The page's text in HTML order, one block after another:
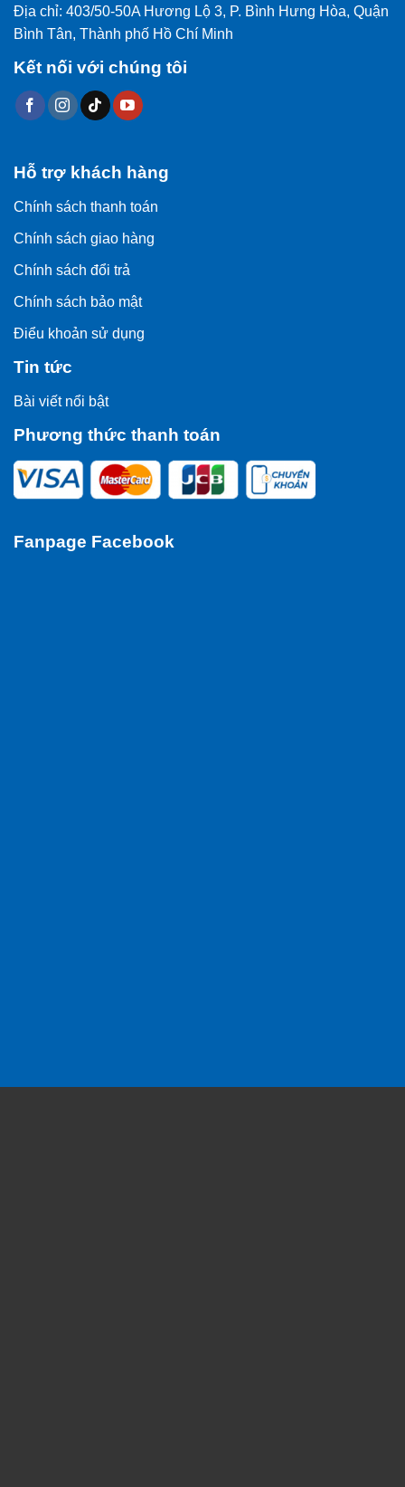
Địa chỉ: 403/50-50A Hương Lộ 3, P. Bình Hưng Hòa, Quận
Bình Tân, Thành phố Hồ Chí Minh
Kết nối với chúng tôi
Hỗ trợ khách hàng
Chính sách thanh toán
Chính sách giao hàng
Chính sách đổi trả
Chính sách bảo mật
Điểu khoản sử dụng
Tin tức
Bài viết nổi bật
Phương thức thanh toán
Fanpage Facebook